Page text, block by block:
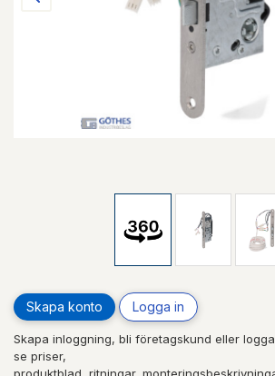
Skapa konto Logga in
Skapa inloggning, bli företagskund eller
se priser,
produktblad, ritningar,